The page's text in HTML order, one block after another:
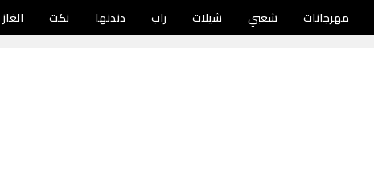
مهرجانات شعبي شيلات راب دندنها نكت الغاز